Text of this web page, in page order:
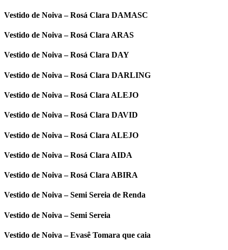
Vestido de Noiva – Rosá Clara DAMASC
Vestido de Noiva – Rosá Clara ARAS
Vestido de Noiva – Rosá Clara DAY
Vestido de Noiva – Rosá Clara DARLING
Vestido de Noiva – Rosá Clara ALEJO
Vestido de Noiva – Rosá Clara DAVID
Vestido de Noiva – Rosá Clara ALEJO
Vestido de Noiva – Rosá Clara AIDA
Vestido de Noiva – Rosá Clara ABIRA
Vestido de Noiva – Semi Sereia de Renda
Vestido de Noiva – Semi Sereia
Vestido de Noiva – Evasê Tomara que caia